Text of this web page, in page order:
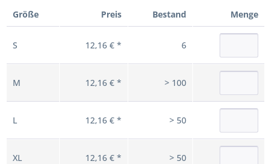
Größe Preis Bestand Menge
S 12,16 € * 6
M 12,16 € * > 100
L 12,16 € * > 50
XL 12,16 € * > 50